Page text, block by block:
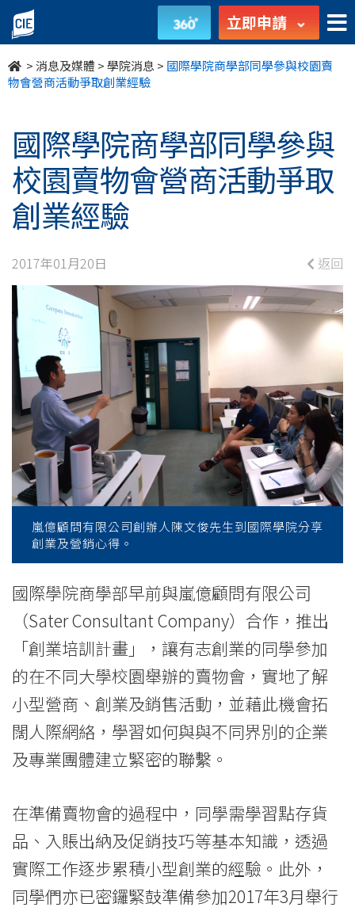
國
際
學
商
學
部
同
學
參
與
校
園
賣
物
營
商
活
動
爭
取
創
業
經
驗
立即申請
>消息及媒體 >學院消息 > 國際學院商學部同學參與校園賣
物會營商活動爭取創業經驗
國際學院商學部同學參與
校園賣物會營商活動爭取
創業經驗
2017年01月20日 返回
嵐億顧問有限公司創辦人陳文俊先生到國際學院分享
創業及營銷心得。
國際學院商學部早前與嵐億顧問有限公司
（Sater Consultant Company）合作，推出
「創業培訓計畫」，讓有志創業的同學參加
的在不同大學校園舉辦的賣物會，實地了解
小型營商、創業及銷售活動，並藉此機會拓
闊人際網絡，學習如何與與不同界別的企業
及專業團體建立緊密的聯繫。
在準備賣物會的過程中，同學需學習點存貨
品、入賬出納及促銷技巧等基本知識，透過
實際工作逐步累積小型創業的經驗。此外，
同學們亦已密鑼緊鼓準備參加2017年3月舉行